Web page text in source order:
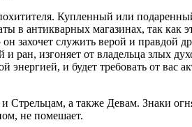
Купленный или
в антикварных магазинах, так как
захочет служить верой и правдой
ран, изгоняет от владельца злых
и будет требовать от вас
Стрельцам, а также Девам. Знаки
не помешает.